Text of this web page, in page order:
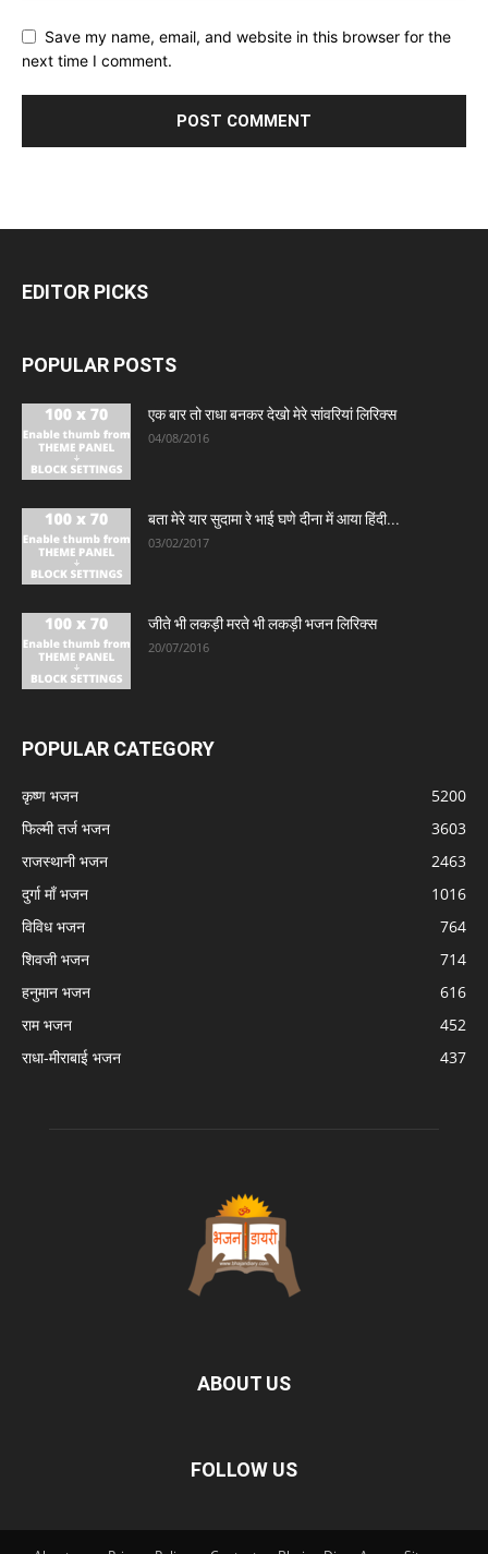
Save my name, email, and website in this browser for the
next time I comment.
EDITOR PICKS
POPULAR POSTS
एक बार तो राधा बनकर देखो मेरे सांवरियां लिरिक्स
04/08/2016
बता मेरे यार सुदामा रे भाई घणे दीना में आया हिंदी...
03/02/2017
जीते भी लकड़ी मरते भी लकड़ी भजन लिरिक्स
20/07/2016
POPULAR CATEGORY
कृष्ण भजन
5200
फिल्मी तर्ज भजन
3603
राजस्थानी भजन
2463
दुर्गा माँ भजन
1016
विविध भजन
764
शिवजी भजन
714
हनुमान भजन
616
राम भजन
452
राधा-मीराबाई भजन
437
ABOUT US
FOLLOW US